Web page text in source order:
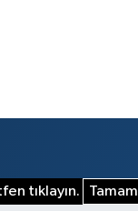
tıklayın. Tamam